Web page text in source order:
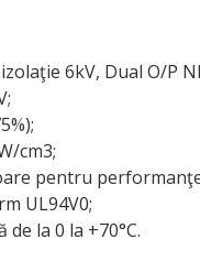
6kV, Dual O/P
cm3;
pentru
UL94V0;
la 0 la +70°C.